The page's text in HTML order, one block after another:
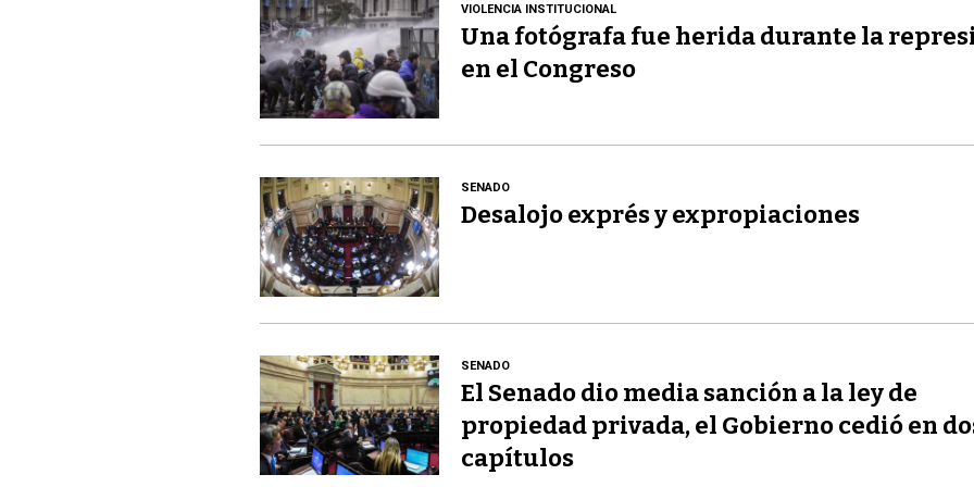
VIOLENCIA INSTITUCIONAL
Una fotógrafa fue herida durante la
en el Congreso
SENADO
Desalojo exprés y expropiaciones
SENADO
El Senado dio media sanción a la ley de
propiedad privada, el Gobierno cedió en
capítulos